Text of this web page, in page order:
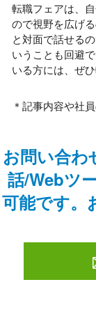
転職フェアは、
ので視野を広げ
と対面で話せる
いうことも回避
いる方には、ぜ
＊記事内容や社
お問い合わ
話/Webツ
可能です。